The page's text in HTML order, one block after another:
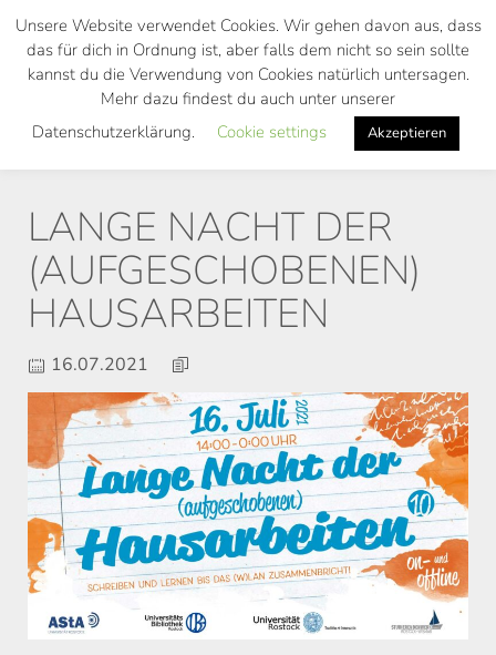
Skip
main
LANGE NACHT DER
(AUFGESCHOBENEN)
HAUSARBEITEN
16.07.2021
Unsere Website verwendet Cookies. Wir gehen davon aus, dass
das für dich in Ordnung ist, aber falls dem nicht so sein sollte
kannst du die Verwendung von Cookies natürlich untersagen.
Mehr dazu findest du auch unter unserer
Datenschutzerklärung.
Cookie settings Akzeptieren